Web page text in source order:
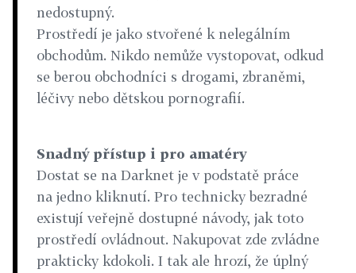
nedostupný.
Prostředí je jako stvořené k nelegálním
obchodům. Nikdo nemůže vystopovat, odkud
se berou obchodníci s drogami, zbraněmi,
léčivy nebo dětskou pornografií.
Snadný přístup i pro amatéry
Dostat se na Darknet je v podstatě práce
na jedno kliknutí. Pro technicky bezradné
existují veřejně dostupné návody, jak toto
prostředí ovládnout. Nakupovat zde zvládne
prakticky kdokoli. I tak ale hrozí, že úplný